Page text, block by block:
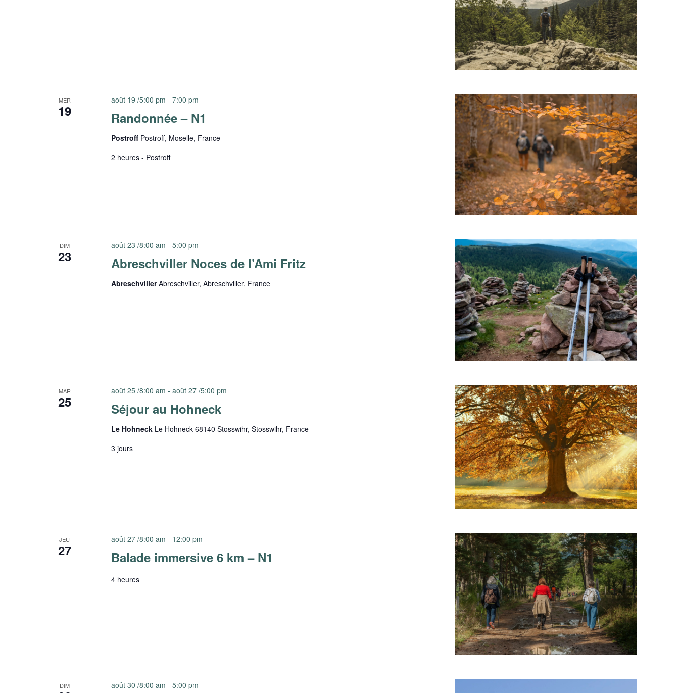
MER
19 Randonnée – N1
août 19 /5:00 pm - 7:00 pm
Postroff Postroff, Moselle, France
2 heures - Postroff
DIM
23 Abreschviller Noces de l’Ami Fritz
août 23 /8:00 am - 5:00 pm
AbreschvillerAbreschviller, Abreschviller, France
MAR
25 Séjour au Hohneck
août 25 /8:00 am - août 27 /5:00 pm
Le Hohneck Le Hohneck 68140 Stosswihr, Stosswihr, France
3 jours
JEU
27 Balade immersive 6 km – N1
août 27 /8:00 am - 12:00 pm
4 heures
DIM août 30 /8:00 am - 5:00 pm